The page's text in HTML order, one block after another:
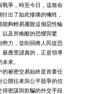
戰爭，時至今日，這致命
出了如此慘痛的犧牲，
能夠輕易擺脫這個惡性輪
以及所喚醒的恐懼與驚
勢力，並削弱將人民從恐
最應受譴責的，正是領導
來。
的祕密交易始終是首要任
公開往來與公平競爭的信
得密謀與欺騙的外交手段